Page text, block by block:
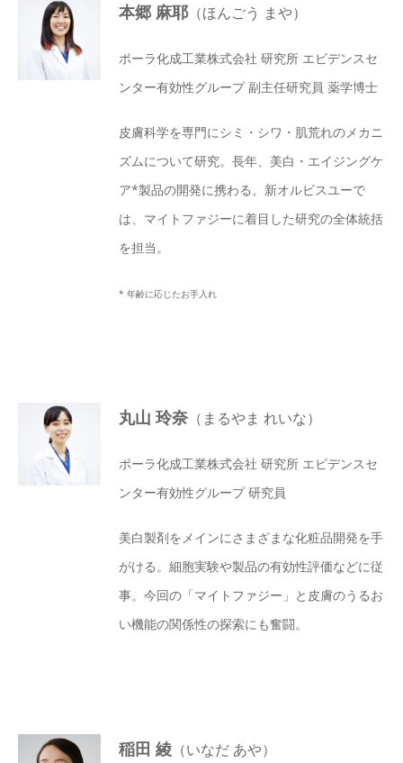
本郷 麻耶 （ほんごう まや）
ポーラ化成工業株式会社 研究所 エビデンスセ
ンター有効性グループ 副主任研究員 薬学博士
皮膚科学を専門にシミ・シワ・肌荒れのメカニ
ズムについて研究。長年、美白・エイジングケ
ア*製品の開発に携わる。新オルビスユーで
は、マイトファジーに着目した研究の全体統括
を担当。
* 年齢に応じたお手入れ
丸山 玲奈 （まるやま れいな）
ポーラ化成工業株式会社 研究所 エビデンスセ
ンター有効性グループ 研究員
美白製剤をメインにさまざまな化粧品開発を手
がける。細胞実験や製品の有効性評価などに従
事。今回の「マイトファジー」と皮膚のうるお
い機能の関係性の探索にも奮闘。
稲田 綾 （いなだ あや）